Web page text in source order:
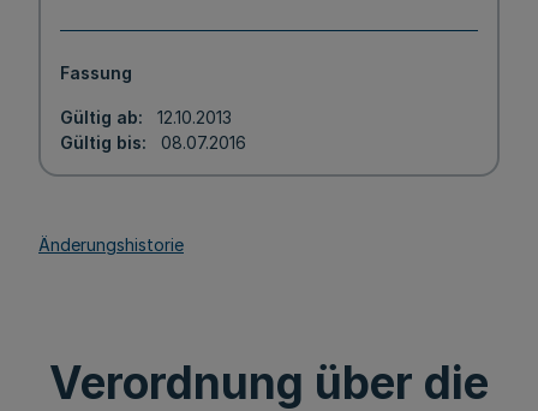
Fassung
Gültig ab
12.10.2013
Gültig bis
08.07.2016
Änderungshistorie
Verordnung über die